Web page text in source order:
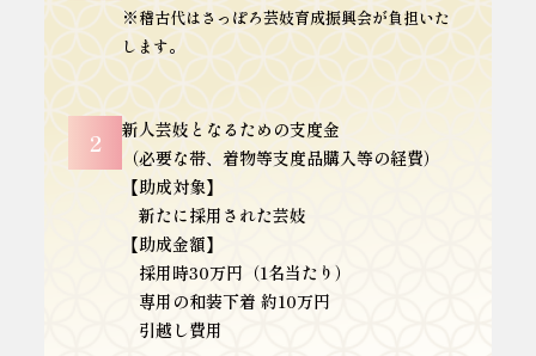
※稽古代はさっぽろ芸妓育成振興会が負担いた
します。
2
新人芸妓となるための支度金
（必要な帯、着物等支度品購入等の経費）
【助成対象】
新たに採用された芸妓
【助成金額】
採用時30万円（1名当たり）
専用の和装下着 約10万円
引越し費用